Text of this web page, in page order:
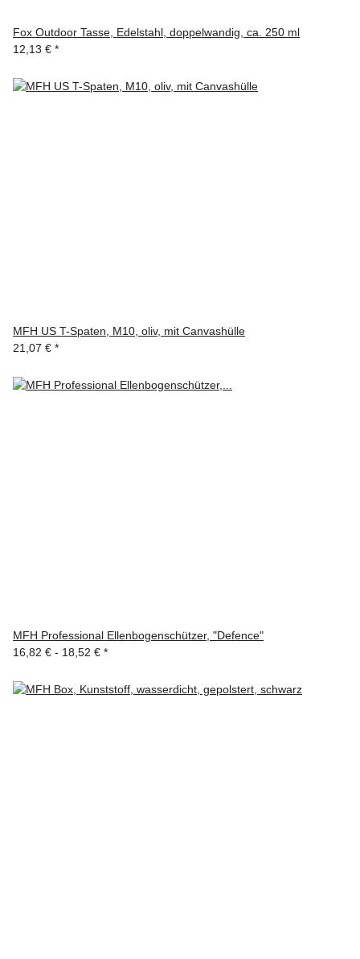
Fox Outdoor Tasse, Edelstahl, doppelwandig, ca. 250 ml
12,13 € *
MFH US T-Spaten, M10, oliv, mit Canvashülle
21,07 € *
MFH Professional Ellenbogenschützer, "Defence"
16,82 € - 18,52 € *